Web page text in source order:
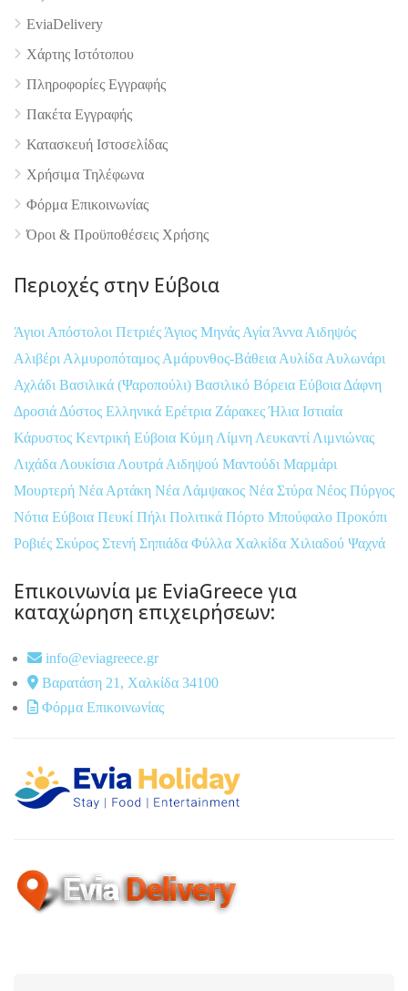
EviaDelivery
Χάρτης Ιστότοπου
Πληροφορίες Εγγραφής
Πακέτα Εγγραφής
Κατασκευή Ιστοσελίδας
Χρήσιμα Τηλέφωνα
Φόρμα Επικοινωνίας
Όροι & Προϋποθέσεις Xρήσης
Περιοχές στην Εύβοια
Άγιοι Απόστολοι Πετριές Άγιος Μηνάς Αγία Άννα Αιδηψός
Αλιβέρι Αλμυροπόταμος Αμάρυνθος-Βάθεια Αυλίδα Αυλωνάρι
Αχλάδι Βασιλικά (Ψαροπούλι) Βασιλικό Βόρεια Εύβοια Δάφνη
Δροσιά Δύστος Ελληνικά Ερέτρια ΖάρακεςΉλια Ιστιαία
Κάρυστος Κεντρική Εύβοια Κύμη Λίμνη Λευκαντί Λιμνιώνας
Λιχάδα Λουκίσια Λουτρά Αιδηψού Μαντούδι Μαρμάρι
Μουρτερή Νέα Αρτάκη Νέα Λάμψακος Νέα Στύρα Νέος Πύργος
Νότια Εύβοια Πευκί Πήλι Πολιτικά Πόρτο Μπούφαλο Προκόπι
Ροβιές Σκύρος Στενή Σηπιάδα Φύλλα Χαλκίδα Χιλιαδού Ψαχνά
Επικοινωνία με EviaGreece για
καταχώρηση επιχειρήσεων:
info@eviagreece.gr
Βαρατάση 21, Χαλκίδα 34100
Φόρμα Επικοινωνίας